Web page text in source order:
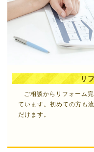
リ
ご相談から リフォーム
ています。初めての方も
だけます。